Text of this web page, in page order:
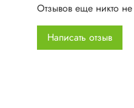
Вес тента, кг - 2.7
Колышки - 20 шт
Материалы:&nbsp;
Отзывов еще никто не
Написать отзыв